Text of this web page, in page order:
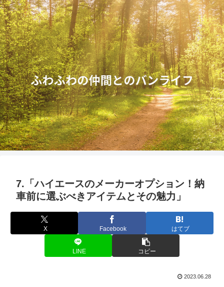
7.「ハイエースのメーカーオプション！納
車前に選ぶべきアイテムとその魅力」
X Facebook はてブ
LINE コピー
2023.06.28